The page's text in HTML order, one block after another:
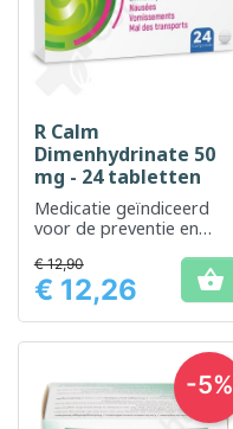
R Calm
Dimenhydrinate 50
mg - 24 tabletten
Medicatie geïndiceerd
voor de preventie en
reisziekte
Prijs
€ 12,90
€ 12,26 
-5%